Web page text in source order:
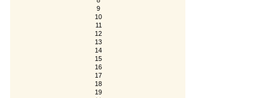
9
10
11
12
13
14
15
16
17
18
19